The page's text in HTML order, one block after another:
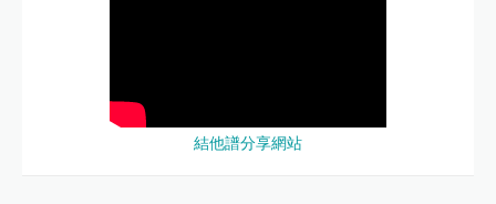
結他譜分享網站